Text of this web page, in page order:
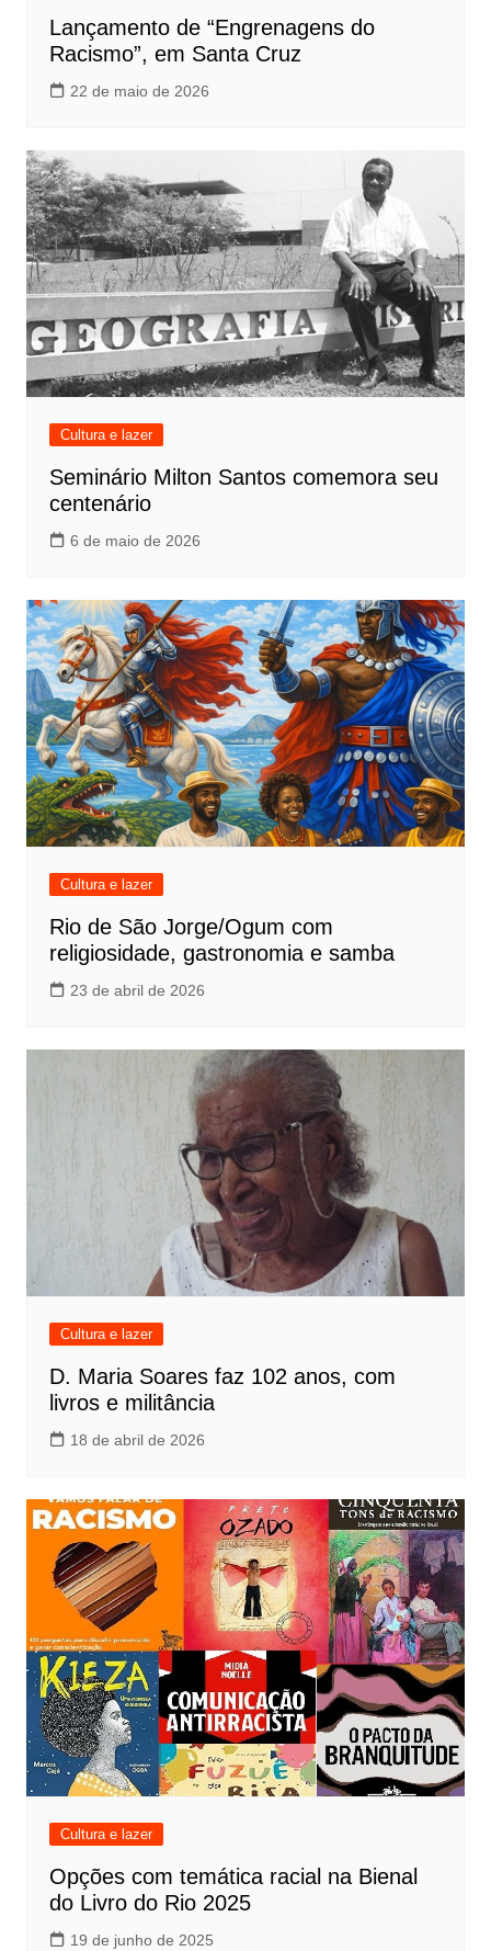
Lançamento de “Engrenagens do
Racismo”, em Santa Cruz
22 de maio de 2026
Cultura e lazer
Seminário Milton Santos comemora seu
centenário
6 de maio de 2026
Cultura e lazer
Rio de São Jorge/Ogum com
religiosidade, gastronomia e samba
23 de abril de 2026
Cultura e lazer
D. Maria Soares faz 102 anos, com
livros e militância
18 de abril de 2026
Cultura e lazer
Opções com temática racial na Bienal
do Livro do Rio 2025
19 de junho de 2025